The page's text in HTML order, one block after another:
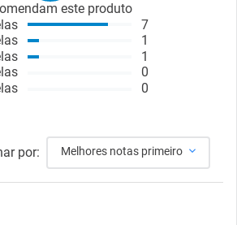
este produto
7
1
1
0
0
por: Melhores notas primeiro